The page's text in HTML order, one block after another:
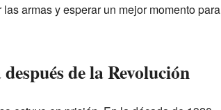
armas y esperar un mejor momento para
de la Revolución